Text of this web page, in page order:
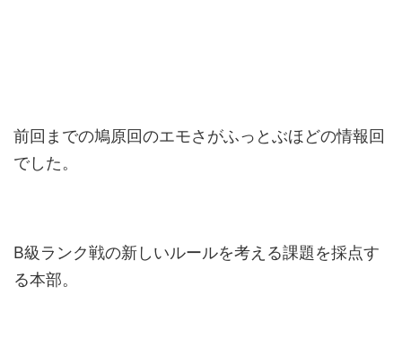
前回までの鳩原回のエモさがふっとぶほどの情報回
でした。
B級ランク戦の新しいルールを考える課題を採点す
る本部。